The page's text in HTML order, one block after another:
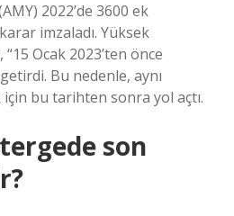
2022’de 3600 ek
imzaladı. Yüksek
Ocak 2023’ten önce
Bu nedenle, aynı
bu tarihten sonra yol açtı.
son